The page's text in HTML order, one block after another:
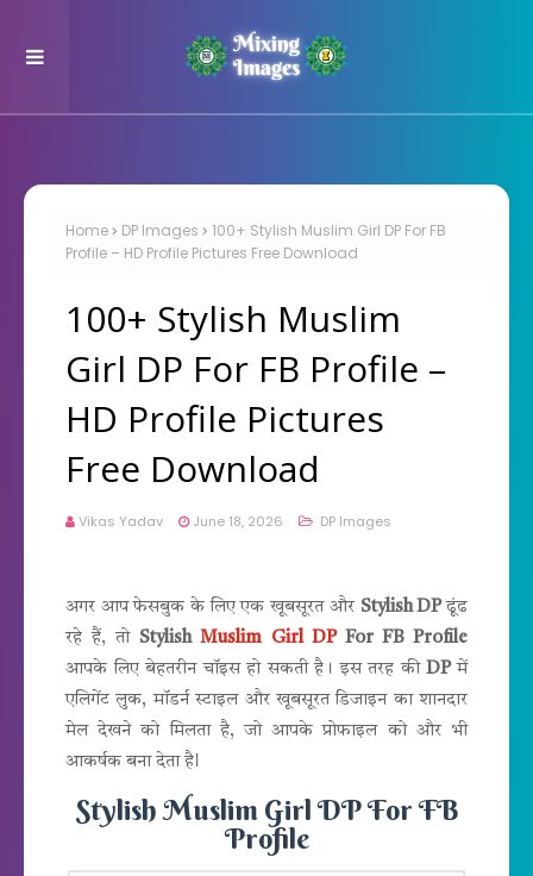
Home DP Images
100+ Stylish Muslim Girl DP For FB
Profile – HD Profile Pictures Free Download
100+ Stylish Muslim
Girl DP For FB Profile –
HD Profile Pictures
Free Download
Vikas Yadav June 18, 2026 DP Images
अगर आप फेसबुक के लिए एक खूबसूरत और Stylish DPढूंढ
रहे हैं, तो StylishMuslim Girl DPFor FB Profile
आपके लिए बेहतरीन चॉइस हो सकती है। इस तरह कीDPमें
एलिगेंट लुक, मॉडर्न स्टाइल और खूबसूरत डिजाइन का शानदार
मेल देखने को मिलता है, जो आपके प्रोफाइल को और भी
आकर्षक बना देता है।
Stylish Muslim Girl DP For FB
Profile